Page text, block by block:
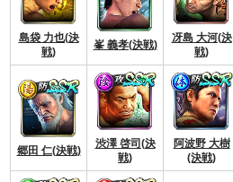
島袋 力也(決
戦)
峯 義孝(決戦)
冴島 大河(決
戦)
郷田 仁(決戦)
渋澤 啓司(決
戦)
阿波野 大樹
(決戦)